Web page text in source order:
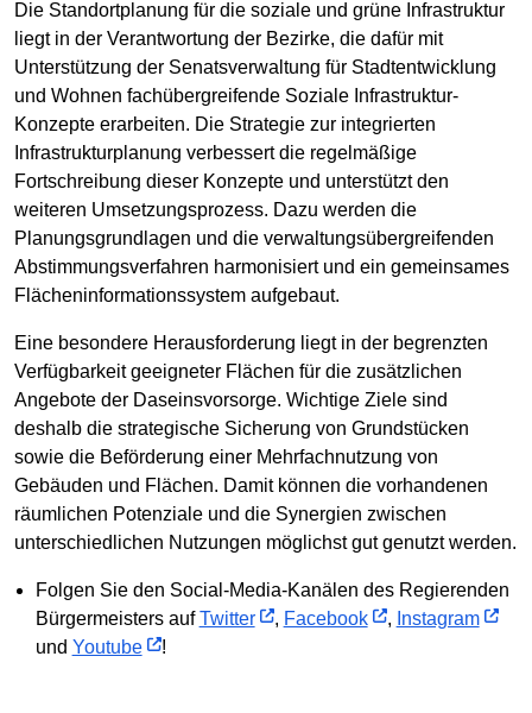
Die Standortplanung für die soziale und grüne Infrastruktur
liegt in der Verantwortung der Bezirke, die dafür mit
Unterstützung der Senatsverwaltung für Stadtentwicklung
und Wohnen fachübergreifende Soziale Infrastruktur-
Konzepte erarbeiten. Die Strategie zur integrierten
Infrastrukturplanung verbessert die regelmäßige
Fortschreibung dieser Konzepte und unterstützt den
weiteren Umsetzungsprozess. Dazu werden die
Planungsgrundlagen und die verwaltungsübergreifenden
Abstimmungsverfahren harmonisiert und ein gemeinsames
Flächeninformationssystem aufgebaut.
Eine besondere Herausforderung liegt in der begrenzten
Verfügbarkeit geeigneter Flächen für die zusätzlichen
Angebote der Daseinsvorsorge. Wichtige Ziele sind
deshalb die strategische Sicherung von Grundstücken
sowie die Beförderung einer Mehrfachnutzung von
Gebäuden und Flächen. Damit können die vorhandenen
räumlichen Potenziale und die Synergien zwischen
unterschiedlichen Nutzungen möglichst gut genutzt werden.
Folgen Sie den Social-Media-Kanälen des Regierenden
Bürgermeisters aufTwitter , Facebook , Instagram
und Youtube !